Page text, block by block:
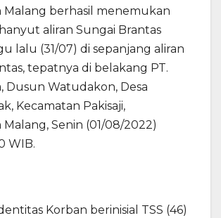
Malang berhasil menemukan
aliran Sungai Brantas
lalu (31/07) di sepanjang aliran
tepatnya di belakang PT.
Dusun Watudakon, Desa
Kecamatan Pakisaji,
Senin (01/08/2022)
WIB.
Korban berinisial TSS (46)